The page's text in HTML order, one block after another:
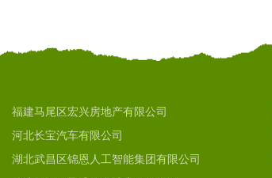
福建马尾区宏兴房地产有限公司
河北长宝汽车有限公司
湖北武昌区锦恩人工智能集团有限公司